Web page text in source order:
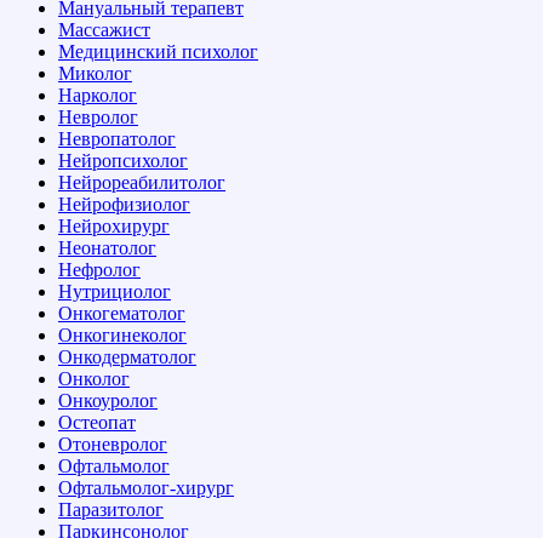
Мануальный терапевт
Массажист
Медицинский психолог
Миколог
Нарколог
Невролог
Невропатолог
Нейропсихолог
Нейрореабилитолог
Нейрофизиолог
Нейрохирург
Неонатолог
Нефролог
Нутрициолог
Онкогематолог
Онкогинеколог
Онкодерматолог
Онколог
Онкоуролог
Остеопат
Отоневролог
Офтальмолог
Офтальмолог-хирург
Паразитолог
Паркинсонолог